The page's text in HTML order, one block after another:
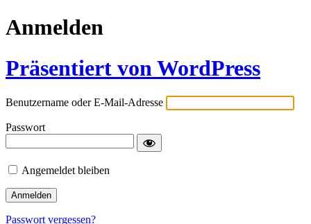
Anmelden
Präsentiert von WordPress
Benutzername oder E-Mail-Adresse
Passwort
Angemeldet bleiben
Passwort vergessen?